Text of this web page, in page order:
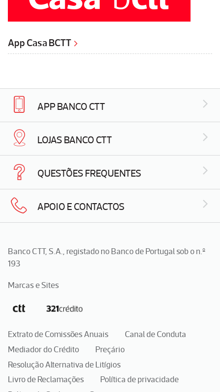
App Casa BCTT
APP BANCO CTT
LOJAS BANCO CTT
QUESTÕES FREQUENTES
APOIO E CONTACTOS
Banco CTT, S.A., registado no Banco de Portugal sob o n.º
193
Marcas e Sites
Extrato de Comissões Anuais
Canal de Conduta
Mediador do Crédito
Preçário
Resolução Alternativa de Litígios
Livro de Reclamações
Política de privacidade